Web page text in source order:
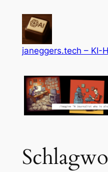
springen
janeggers.tech – KI-